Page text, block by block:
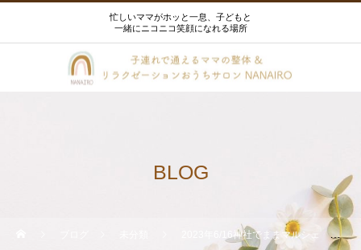
忙しいママがホッと一息、子どもと
一緒にニコニコ笑顔になれる場所
BLOG
2023年6/16神社でままマルシェ イベント報告